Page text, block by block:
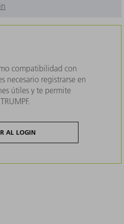
compatibilidad con
necesario registrarse en
útiles y te permite
AL LOGIN